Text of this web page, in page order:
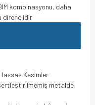
kombinasyonu, daha
dirençlidir
Kesimler
metalde